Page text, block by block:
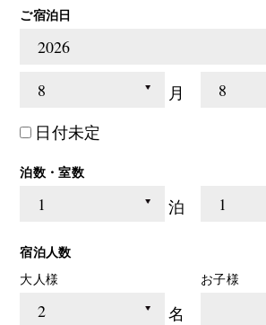
ご宿泊日
月
日付未定
泊数・室数
泊
宿泊人数
大人様
名
お子様